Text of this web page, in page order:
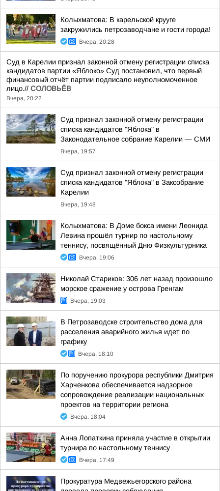
Колыхматова: В карельской крууге
закружились петрозаводчане и гости города!
Вчера, 20:28
Суд в Карелии признал законной отмену регистрации списка
кандидатов партии «Яблоко» Суд постановил, что первый
финансовый отчёт партии подписало неуполномоченное
лицо.// СОЛОВЬЁВ
Вчера, 20:22
Суд признал законной отмену регистрации
списка кандидатов "Яблока" в
Законодательное собрание Карелии — СМИ
Вчера, 19:57
Суд признал законной отмену регистрации
списка кандидатов "Яблока" в Заксобрание
Карелии
Вчера, 19:48
Колыхматова: В Доме бокса имени Леонида
Левина прошёл турнир по настольному
теннису, посвящённый Дню Физкультурника
Вчера, 19:06
Николай Стариков: 306 лет назад произошло
морское сражение у острова Гренгам
Вчера, 19:03
В Петрозаводске строительство дома для
расселения аварийного жилья идет по
графику
Вчера, 18:10
По поручению прокурора республики Дмитрия
Харченкова обеспечивается надзорное
сопровождение реализации национальных
проектов на территории региона
Вчера, 18:04
Анна Лопаткина приняла участие в открытии
турнира по настольному теннису
Вчера, 17:49
Прокуратура Медвежьегорского района